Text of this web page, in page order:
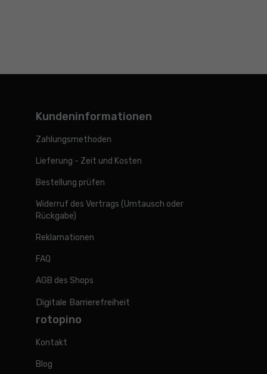
Kundeninformationen
Zahlungsmethoden
Lieferung - Zeit und Kosten
Bestellung prüfen
Widerruf des Vertrags (Umtausch oder
Rückgabe)
Reklamationen
FAQ
AGB des Shops
Digitale Barrierefreiheit
rotopino
Kontakt
Blog